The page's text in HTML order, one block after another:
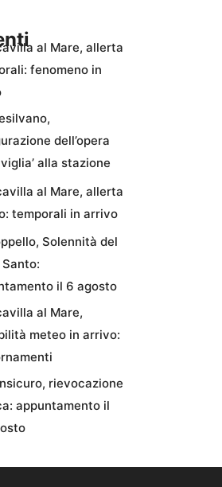
al Mare, allerta
fenomeno in
dell’opera
alla stazione
al Mare, allerta
temporali in arrivo
Solennità del
il 6 agosto
al Mare,
meteo in arrivo:
rievocazione
appuntamento il